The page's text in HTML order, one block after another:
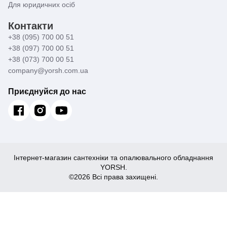
Для юридичних осіб
Контакти
+38 (095) 700 00 51
+38 (097) 700 00 51
+38 (073) 700 00 51
company@yorsh.com.ua
Приєднуйся до нас
Інтернет-магазин сантехніки та опалювального обладнання
YORSH.
©2026 Всі права захищені.